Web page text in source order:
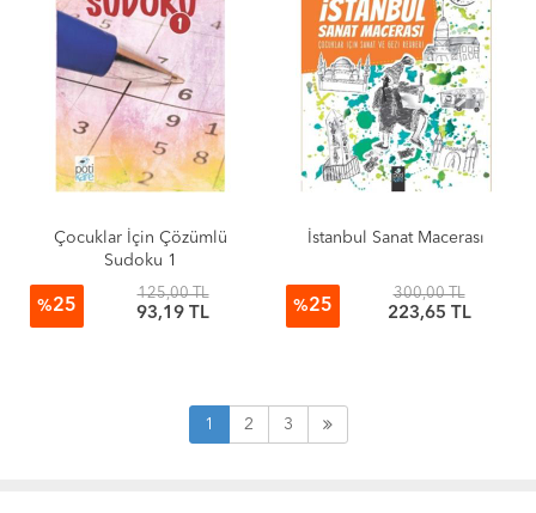
Çocuklar İçin Çözümlü
Sudoku 1
%25
125,00 TL
93,19 TL
İstanbul Sanat Macerası
%25
300,00 TL
223,65 TL
1 2 3